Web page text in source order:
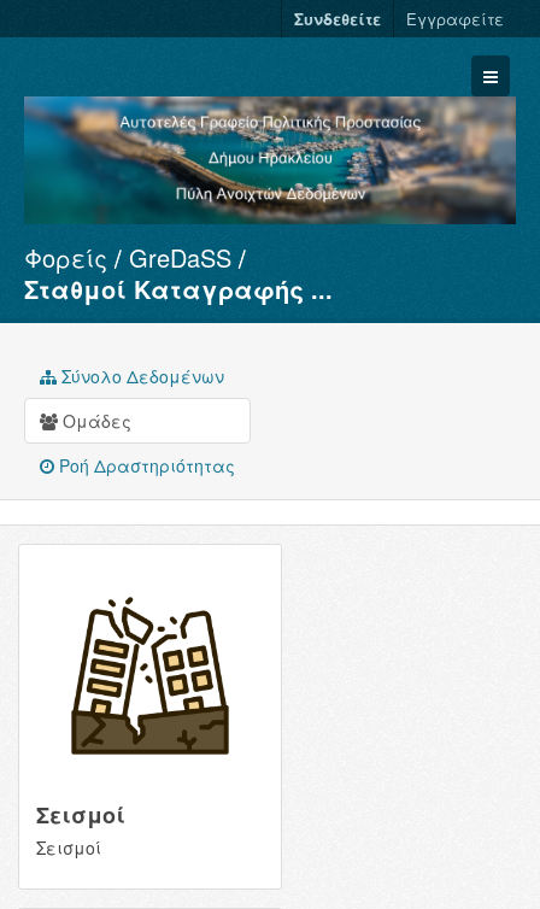
Συνδεθείτε Εγγραφείτε
Σύνολα Δεδομένων
Φορείς
Σχετικά
Φορείς
GreDaSS
Σταθμοί Καταγραφής ...
Σύνολο Δεδομένων
Ομάδες
Ροή Δραστηριότητας
Σεισμοί
Σεισμοί